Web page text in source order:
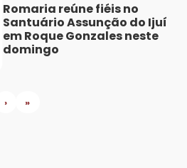
Romaria reúne fiéis no
Santuário Assunção do Ijuí
em Roque Gonzales neste
domingo
› »